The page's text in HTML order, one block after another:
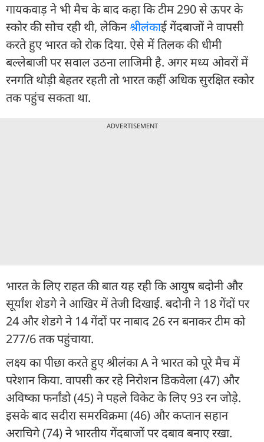
गायकवाड़ ने भी मैच के बाद कहा कि टीम 290 से ऊपर के
स्कोर की सोच रही थी, लेकिनश्रीलंकाई गेंदबाजों ने वापसी
करते हुए भारत को रोक दिया. ऐसे में तिलक की धीमी
बल्लेबाजी पर सवाल उठना लाजिमी है. अगर मध्य ओवरों में
रनगति थोड़ी बेहतर रहती तो भारत कहीं अधिक सुरक्षित स्कोर
तक पहुंच सकता था.
ADVERTISEMENT
भारत के लिए राहत की बात यह रही कि आयुष बदोनी और
सूर्यांश शेडगे ने आखिर में तेजी दिखाई. बदोनी ने 18 गेंदों पर
24 और शेडगे ने 14 गेंदों पर नाबाद 26 रन बनाकर टीम को
277/6 तक पहुंचाया.
लक्ष्य का पीछा करते हुए श्रीलंका A ने भारत को पूरे मैच में
परेशान किया. वापसी कर रहे न‍िरोशन डिकवेला (47) और
अविष्का फर्नांडो (45) ने पहले विकेट के लिए 93 रन जोड़े.
इसके बाद सदीरा समरविक्रमा (46) और कप्तान सहान
अराचिगे (74) ने भारतीय गेंदबाजों पर दबाव बनाए रखा.